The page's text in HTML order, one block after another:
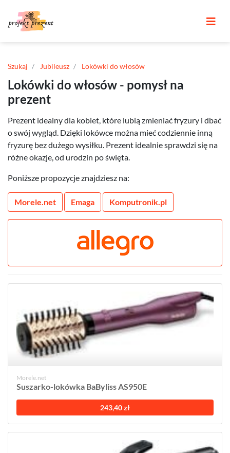
Szukaj Jubileusz Lokówki do włosów
Lokówki do włosów - pomysł na
prezent
Prezent idealny dla kobiet, które lubią zmieniać fryzury i dbać
o swój wygląd. Dzięki lokówce można mieć codziennie inną
fryzurę bez dużego wysiłku. Prezent idealnie sprawdzi się na
różne okazje, od urodzin po święta.
Poniższe propozycje znajdziesz na:
Morele.net Emaga Komputronik.pl
Morele.net
Suszarko-lokówka BaByliss AS950E
243,40 zł